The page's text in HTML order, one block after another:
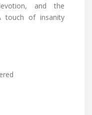
and the
touch of insanity